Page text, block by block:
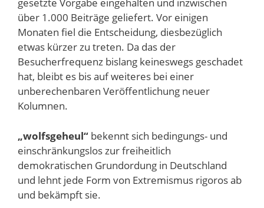
gesetzte Vorgabe eingehalten und inzwischen
über 1.000 Beiträge geliefert. Vor einigen
Monaten fiel die Entscheidung, diesbezüglich
etwas kürzer zu treten. Da das der
Besucherfrequenz bislang keineswegs geschadet
hat, bleibt es bis auf weiteres bei einer
unberechenbaren Veröffentlichung neuer
Kolumnen.
„wolfsgeheul“ bekennt sich bedingungs- und
einschränkungslos zur freiheitlich
demokratischen Grundordung in Deutschland
und lehnt jede Form von Extremismus rigoros ab
und bekämpft sie.